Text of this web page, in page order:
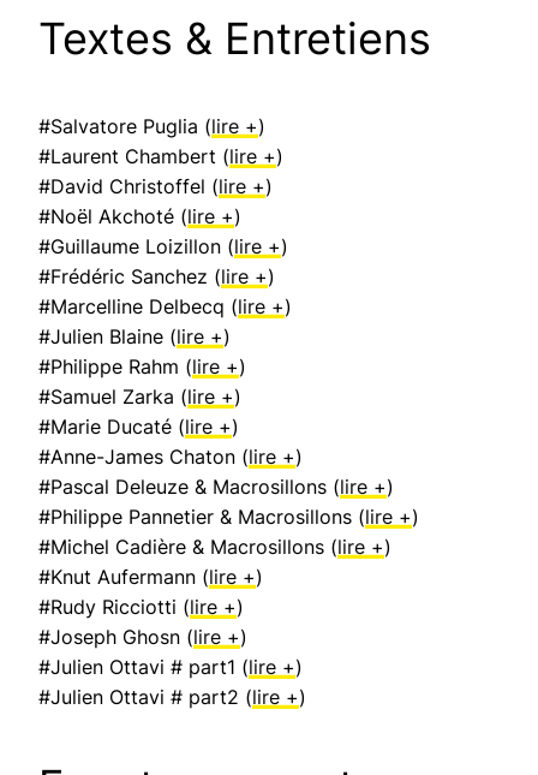
Textes & Entretiens
#Salvatore Puglia (lire +)
#Laurent Chambert (lire +)
#David Christoffel (lire +)
#Noël Akchoté (lire +)
#Guillaume Loizillon (lire +)
#Frédéric Sanchez (lire +)
#Marcelline Delbecq (lire +)
#Julien Blaine (lire +)
#Philippe Rahm (lire +)
#Samuel Zarka (lire +)
#Marie Ducaté (lire +)
#Anne-James Chaton (lire +)
#Pascal Deleuze & Macrosillons (lire +)
#Philippe Pannetier & Macrosillons (lire +)
#Michel Cadière & Macrosillons (lire +)
#Knut Aufermann (lire +)
#Rudy Ricciotti (lire +)
#Joseph Ghosn (lire +)
#Julien Ottavi # part1 (lire +)
#Julien Ottavi # part2 (lire +)